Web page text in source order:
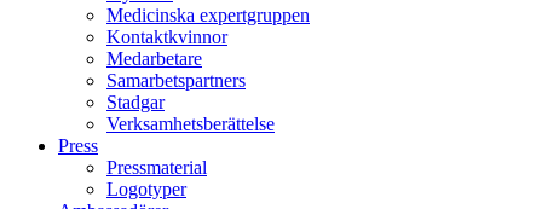
Medicinska expertgruppen
Kontaktkvinnor
Medarbetare
Samarbetspartners
Stadgar
Verksamhetsberättelse
Press
Pressmaterial
Logotyper